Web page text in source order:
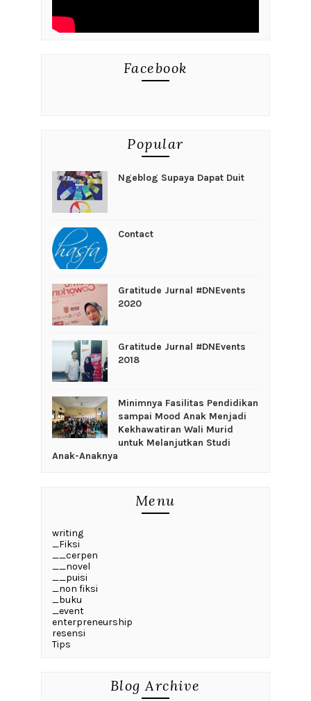
Facebook
Popular
Ngeblog Supaya Dapat Duit
Contact
Gratitude Jurnal #DNEvents
2020
Gratitude Jurnal #DNEvents
2018
‎Minimnya Fasilitas Pendidikan
sampai Mood Anak Menjadi
Kekhawatiran Wali Murid
untuk Melanjutkan Studi
Anak-Anaknya
Menu
writing
_Fiksi
__cerpen
__novel
__puisi
_non fiksi
_buku
_event
enterpreneurship
resensi
Tips
Blog Archive